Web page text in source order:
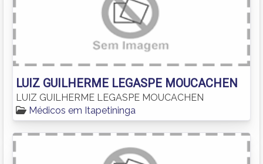
LUIZ GUILHERME LEGASPE MOUCACHEN
LUIZ GUILHERME LEGASPE MOUCACHEN
Médicos em Itapetininga